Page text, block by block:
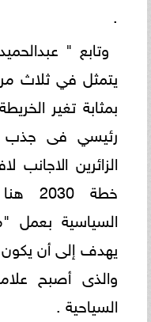
وتابع "
يتمثل في ثلاث
بمثابة تغير
رئيسي فى جذب
الزائرين الاجانب
خطة
السياسية
يهدف إلى أن
والذى أصبح
السياحية .